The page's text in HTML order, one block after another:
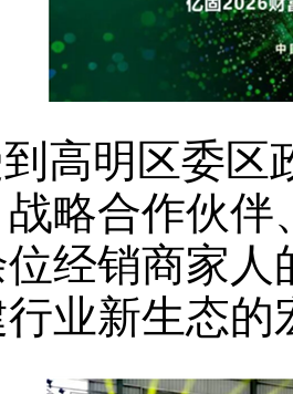
高明区委区
略合作伙
位经销商家
业新生态的